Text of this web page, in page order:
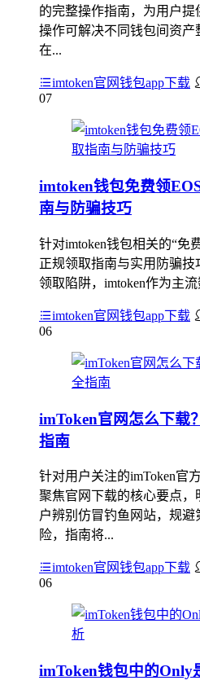
的完整操作指南，为用户
操作可解决不同钱包间资产
在...
imtoken官网钱包app下载
07
imtoken钱包免费领
南与防骗技巧
针对imtoken钱包相关的“免
正规领取指南与实用防骗
领取陷阱，imtoken作为主
imtoken官网钱包app下载
06
imToken官网怎么下载
指南
针对用户关注的imToken官
聚焦官网下载的核心要点，
户辨别仿冒钓鱼网站，规
险，指南将...
imtoken官网钱包app下载
06
imToken钱包中的Only